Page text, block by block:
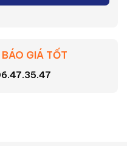
GIÁ TỐT